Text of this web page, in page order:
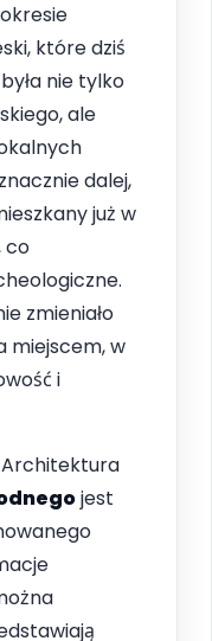
które dziś
nie tylko
ale
dalej,
już w
co
zmieniało
miejscem, w
i
jest